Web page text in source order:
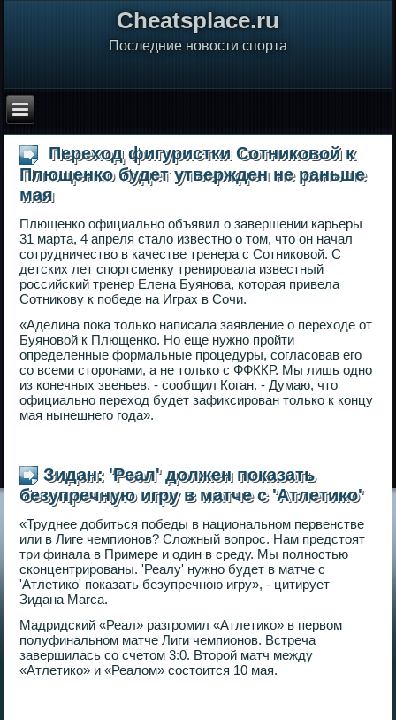
Сheatsplace.ru
Последние новости спорта
Переход фигуристки Сотниковой к
Плющенко будет утвержден не раньше
мая
Плющенко официально объявил о завершении карьеры
31 марта, 4 апреля стало известно о том, что он начал
сотрудничество в качестве тренера с Сотниковой. С
детских лет спортсменку тренировала известный
российский тренер Елена Буянова, которая привела
Сотникову к победе на Играх в Сочи.
«Аделина пока только написала заявление о переходе от
Буяновой к Плющенко. Но еще нужно пройти
определенные формальные процедуры, согласовав его
со всеми сторонами, а не только с ФФККР. Мы лишь одно
из конечных звеньев, - сообщил Коган. - Думаю, что
официально переход будет зафиксирован только к концу
мая нынешнего года».
Зидан: 'Реал' должен показать
безупречную игру в матче с 'Атлетико'
«Труднее добиться победы в национальном первенстве
или в Лиге чемпионов? Сложный вопрос. Нам предстоят
три финала в Примере и один в среду. Мы полностью
сконцентрированы. 'Реалу' нужно будет в матче с
'Атлетико' показать безупречною игру», - цитирует
Зидана Marca.
Мадридский «Реал» разгромил «Атлетико» в первом
полуфинальном матче Лиги чемпионов. Встреча
завершилась со счетом 3:0. Второй матч между
«Атлетико» и «Реалом» состоится 10 мая.